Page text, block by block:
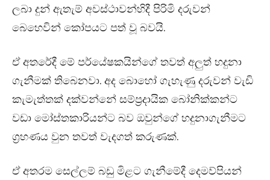
ලබා දුන් ඇතැම් අවස්ථාවන්හිදී පිරිමි දරුවන්
බෙහෙවින් කෝපයට පත් වූ බවයි.
ඒ අතරේදී මේ පර්යේෂකයින්ගේ තවත් අලුත් හදුනා
ගැනීමක් තිබෙනවා. අද බොහෝ ගැහැණු දරුවන් වැඩි
කැමැත්තක් දක්වන්නේ සම්ප්‍රදායික බෝනික්කන්ට
වඩා මෝස්තකාරියන්ට බව ඔවුන්ගේ හදුනාගැනීමට
ග්‍රහණය වුන තවත් වැදගත් කරුණක්.
ඒ අතරම සෙල්ලම් බඩු මිළට ගැනීමේදී දෙමව්පියන්